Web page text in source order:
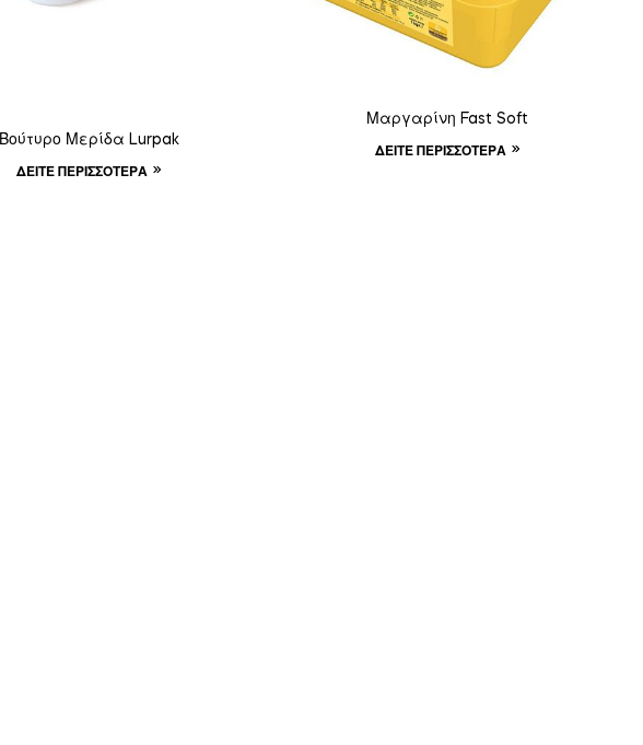
Βούτυρο Μερίδα Lurpak
ΔΕΊΤΕ ΠΕΡΙΣΣΌΤΕΡΑ
Μαργαρίνη Fast Soft
ΔΕΊΤΕ ΠΕΡΙΣΣΌΤΕΡΑ